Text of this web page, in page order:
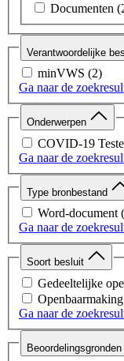
Documenten
Verantwoordelijke
minVWS (2)
Ga naar de
Onderwerpen
COVID-19
Ga naar de
Type bronbestand
Word-document
Ga naar de
Soort besluit
Gedeeltelijke
Openbaarmaking
Ga naar de
Beoordelingsgronden